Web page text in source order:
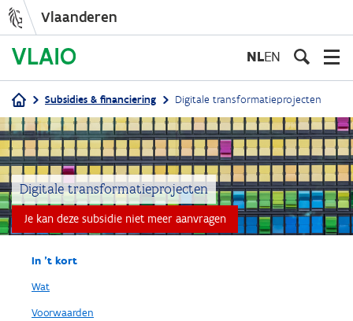
inhoud
gaan
Vlaanderen
NLEN
Kruimelpad
Subsidies & financiering Digitale transformatieprojecten
Digitale transformatieprojecten
Je kan deze subsidie niet meer aanvragen
In 't kort
Wat
Voorwaarden